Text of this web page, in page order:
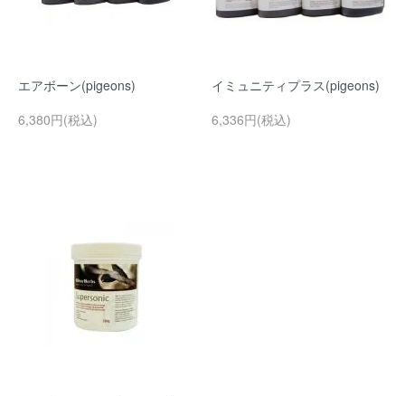
エアボーン(pigeons)
6,380円(税込)
イミュニティプラス(pigeons)
6,336円(税込)